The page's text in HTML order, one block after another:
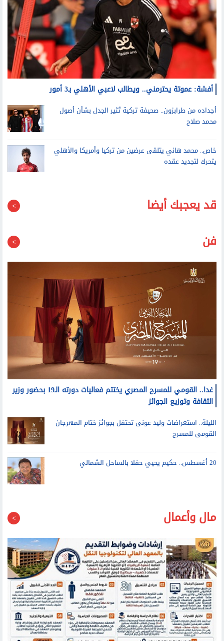
أفشة: عموتة يحترمني.. ويطالب لاعبي الأهلي بـ3 أمور
أجداده من طرابزون.. صحيفة تركية تُثير الجدل بشأن أصول
محمد صلاح
خاص.. محمد هاني يتلقى عرضين من تركيا وأمريكا والأهلي
يتحرك لتجديد عقده
قد يعجبك أيضا
فن
غدا.. القومي للمسرح المصري يختتم فعاليات دورته الـ19 بحضور وزير
الثقافة وتوزيع الجوائز
الليلة.. استعراضات وليد عونى تحتفل بجوائز ختام المهرجان
القومى للمسرح
20 أغسطس.. حكيم يحيي حفلا بالساحل الشمالي
مال وأعمال